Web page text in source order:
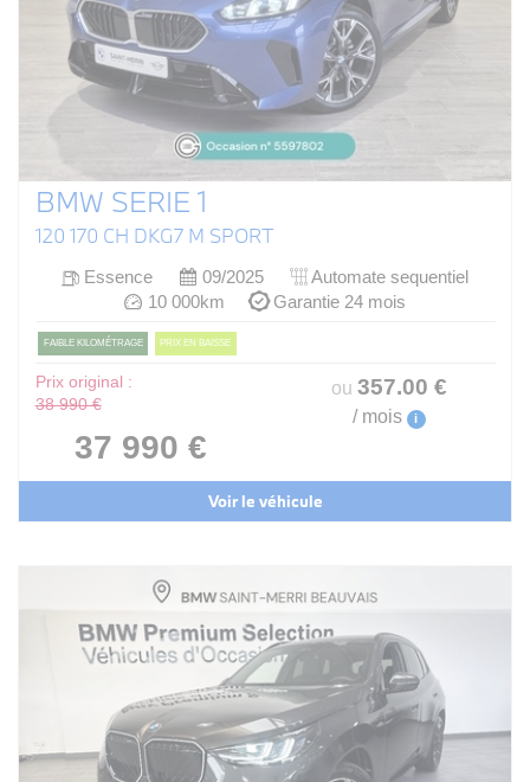
BMW SERIE 1
120 170 CH DKG7 M SPORT
Essence 09/2025
Automate sequentiel
10 000km
Garantie 24 mois
FAIBLE KILOMÉTRAGE PRIX EN BAISSE
Prix original :
38 990 €
37 990 €
ou 357.00 €
/ mois i
Voir le véhicule